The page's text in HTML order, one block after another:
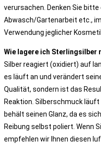
verursachen. Denken Sie
Abwasch/Gartenarbeit etc.,
Verwendung jeglicher
Wie lagere ich Sterlingsilber
Silber reagiert (oxidiert) auf
es läuft an und verändert
Qualität, sondern ist das
Reaktion. Silberschmuck läuft
behält seinen Glanz, da es
Reibung selbst poliert. Wenn
empfehlen wir Ihnen diesen